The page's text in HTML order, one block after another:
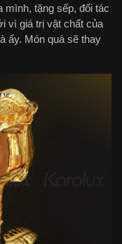
mình, tặng sếp, đối tác
vì giá trị vật chất của
ấy. Món quà sẽ thay